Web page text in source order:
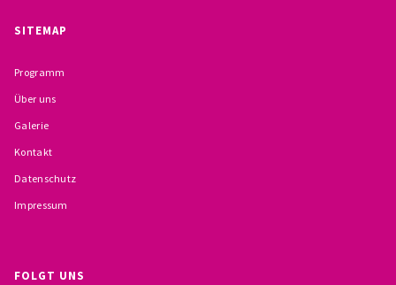
VERPFLICHTUNGSERKLÄRUNG UND
BESCHWERDEMÖGLICHKEITEN
SITEMAP
Programm
Über uns
Galerie
Kontakt
Datenschutz
Impressum
FOLGT UNS